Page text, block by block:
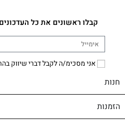
קבלו ראשונים את כל
אני מסכימ/ה לקבל דברי שיווק
חנות
הזמנות